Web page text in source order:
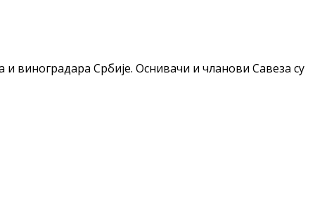
и виноградара Србије. Оснивачи и чланови Савеза су